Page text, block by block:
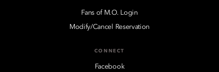
Fans of M.O. Login
Modify/Cancel Reservation
CONNECT
Facebook